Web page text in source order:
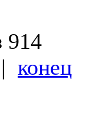
914
| конец